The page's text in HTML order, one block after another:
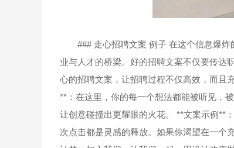
### 走心招聘文案 例子 在这个信息爆炸
业与人才的桥梁。好的招聘文案不仅要传达
心的招聘文案，让招聘过程不仅高效，而且
**：在这里，你的每一个想法都能被听见，
让创意碰撞出更耀眼的火花。 **文案示例**
次点击都是灵感的释放。如果你渴望在一个